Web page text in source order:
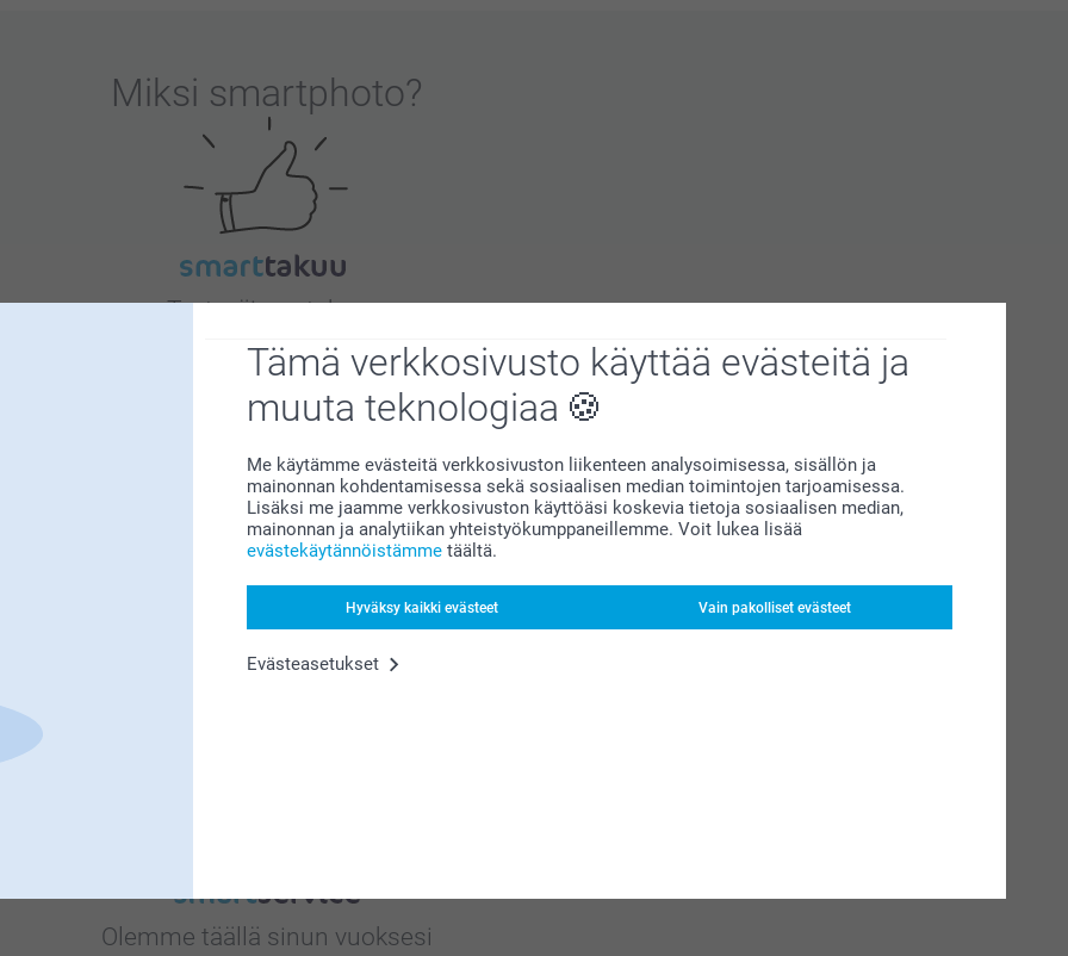
Tämä verkkosivusto käyttää evästeitä ja
muuta teknologiaa
Me käytämme evästeitä verkkosivuston liikenteen analysoimisessa, sisällön ja
mainonnan kohdentamisessa sekä sosiaalisen median toimintojen tarjoamisessa.
Lisäksi me jaamme verkkosivuston käyttöäsi koskevia tietoja sosiaalisen median,
mainonnan ja analytiikan yhteistyökumppaneillemme. Voit lukea lisää
evästekäytännöistämme täältä.
Hyväksy kaikki evästeet Vain pakolliset evästeet
Evästeasetukset
Miksi smartphoto?
Tyytyväisyystakuu
Bonusta kaikista tilauksista
Olemme täällä sinun vuoksesi